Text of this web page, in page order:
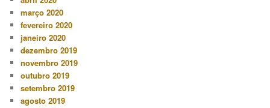
março 2020
fevereiro 2020
janeiro 2020
dezembro 2019
novembro 2019
outubro 2019
setembro 2019
agosto 2019